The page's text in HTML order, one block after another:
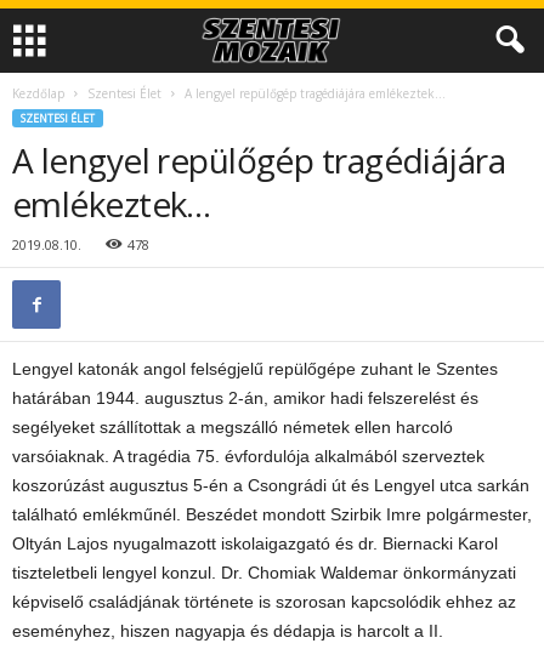
Kezdőlap Szentesi Élet A lengyel repülőgép tragédiájára emlékeztek…
SZENTESI ÉLET
A lengyel repülőgép tragédiájára
emlékeztek…
2019.08.10. 478
Lengyel katonák angol felségjelű repülőgépe zuhant le Szentes
határában 1944. augusztus 2-án, amikor hadi felszerelést és
segélyeket szállítottak a megszálló németek ellen harcoló
varsóiaknak. A tragédia 75. évfordulója alkalmából szerveztek
koszorúzást augusztus 5-én a Csongrádi út és Lengyel utca sarkán
található emlékműnél. Beszédet mondott Szirbik Imre polgármester,
Oltyán Lajos nyugalmazott iskolaigazgató és dr. Biernacki Karol
tiszteletbeli lengyel konzul. Dr. Chomiak Waldemar önkormányzati
képviselő családjának története is szorosan kapcsolódik ehhez az
eseményhez, hiszen nagyapja és dédapja is harcolt a II.